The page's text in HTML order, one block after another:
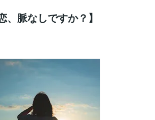
、脈なしですか？】